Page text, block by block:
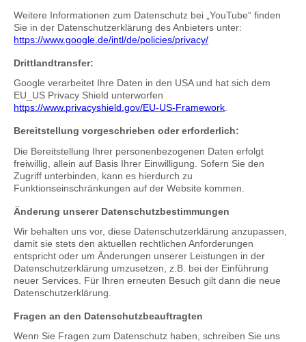
Weitere Informationen zum Datenschutz bei „YouTube“ finden
Sie in der Datenschutzerklärung des Anbieters unter:
https://www.google.de/intl/de/policies/privacy/
Drittlandtransfer:
Google verarbeitet Ihre Daten in den USA und hat sich dem
EU_US Privacy Shield unterworfen
https://www.privacyshield.gov/EU-US-Framework.
Bereitstellung vorgeschrieben oder erforderlich:
Die Bereitstellung Ihrer personenbezogenen Daten erfolgt
freiwillig, allein auf Basis Ihrer Einwilligung. Sofern Sie den
Zugriff unterbinden, kann es hierdurch zu
Funktionseinschränkungen auf der Website kommen.
Änderung unserer Datenschutzbestimmungen
Wir behalten uns vor, diese Datenschutzerklärung anzupassen,
damit sie stets den aktuellen rechtlichen Anforderungen
entspricht oder um Änderungen unserer Leistungen in der
Datenschutzerklärung umzusetzen, z.B. bei der Einführung
neuer Services. Für Ihren erneuten Besuch gilt dann die neue
Datenschutzerklärung.
Fragen an den Datenschutzbeauftragten
Wenn Sie Fragen zum Datenschutz haben, schreiben Sie uns